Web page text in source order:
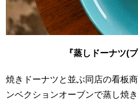
『蒸しドーナツ(
焼きドーナツと並ぶ同店の看板
ンベクションオーブンで蒸し焼